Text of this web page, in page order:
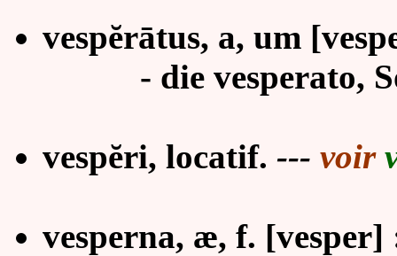
vespĕrātus, a, um
- die vesperato,
vespĕri, locatif. --- voir
vesperna, æ, f.